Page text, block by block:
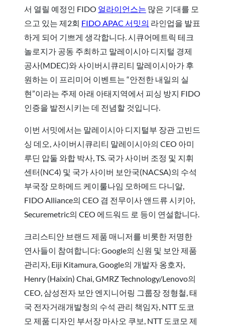
서 열릴 예정인 FIDO 얼라이언스는 많은 기대를 모
으고 있는 제2회 FIDO APAC 서밋의 라인업을 발표
하게 되어 기쁘게 생각합니다. 시큐어메트릭 테크
놀로지가 공동 주최하고 말레이시아 디지털 경제
공사(MDEC)와 사이버시큐리티 말레이시아가 후
원하는 이 프리미어 이벤트는 “안전한 내일의 실
현”이라는 주제 아래 아태지역에서 피싱 방지 FIDO
인증을 발전시키는 데 전념할 것입니다.
이번 서밋에서는 말레이시아 디지털부 장관 고빈드
싱 데오, 사이버시큐리티 말레이시아의 CEO 아미
루딘 압둘 와합 박사, TS. 국가 사이버 조정 및 지휘
센터(NC4) 및 국가 사이버 보안국(NACSA)의 수석
부국장 모하메드 케이룰나임 모하메드 다니알,
FIDO Alliance의 CEO 겸 전무이사 앤드류 시키아,
Securemetric의 CEO 에드워드 로 등이 연설합니다.
크리스티안 브랜드 제품 매니저를 비롯한 저명한
연사들이 참여합니다: Google의 신원 및 보안 제품
관리자, Eiji Kitamura, Google의 개발자 옹호자,
Henry (Haixin) Chai, GMRZ Technology/Lenovo의
CEO, 삼성전자 보안 엔지니어링 그룹장 정형철, 태
국 전자거래개발청의 수석 관리 책임자, NTT 도코
모 제품 디자인 부서장 마사오 쿠보, NTT 도코모 제